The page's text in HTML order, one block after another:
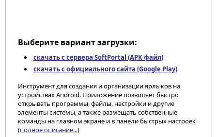
Выберите вариант загрузки:
скачать с сервера SoftPortal (APK файл)
скачать с официального сайта (Google Play)
Инструмент для создания и организации ярлыков на
устройствах Android. Приложение позволяет быстро
открывать программы, файлы, настройки и другие
элементы системы, а также размещать собственные
команды на главном экране и в панели быстрых настроек
(полное описание...)